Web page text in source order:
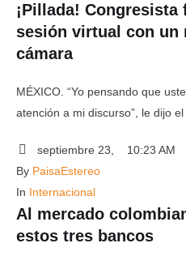
¡Pillada!
sesión virtual con un
cámara
MÉXICO. “Yo pensando que
atención a mi discurso”, le dijo
septiembre 23
10:23 AM
By PaisaEstereo
In Internacional
Al mercado
estos tres bancos